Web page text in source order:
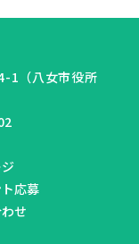
応募
せ
1（八女市役所